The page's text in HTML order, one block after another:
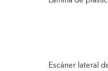
Escáner lateral